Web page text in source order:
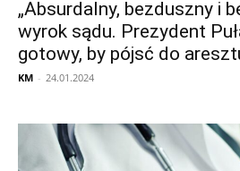
„Absurdalny, bezduszny i
wyrok sądu. Prezydent
gotowy, by pójsć do
KM - 24.01.2024